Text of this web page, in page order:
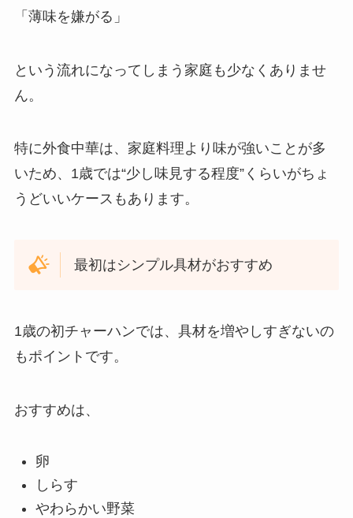
「薄味を嫌がる」
という流れになってしまう家庭も少なくありませ
ん。
特に外食中華は、家庭料理より味が強いことが多
いため、1歳では“少し味見する程度”くらいがちょ
うどいいケースもあります。
最初はシンプル具材がおすすめ
1歳の初チャーハンでは、具材を増やしすぎないの
もポイントです。
おすすめは、
卵
しらす
やわらかい野菜